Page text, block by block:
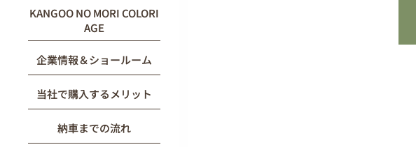
KANGOO NO MORI COLORI
AGE
企業情報＆ショールーム
当社で購入するメリット
納車までの流れ